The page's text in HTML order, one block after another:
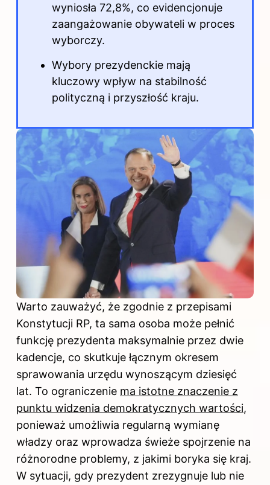
wyniosła 72,8%, co evidencjonuje
zaangażowanie obywateli w proces
wyborczy.
Wybory prezydenckie mają
kluczowy wpływ na stabilność
polityczną i przyszłość kraju.
Warto zauważyć, że zgodnie z przepisami
Konstytucji RP, ta sama osoba może pełnić
funkcję prezydenta maksymalnie przez dwie
kadencje, co skutkuje łącznym okresem
sprawowania urzędu wynoszącym dziesięć
lat. To ograniczenie ma istotne znaczenie z
punktu widzenia demokratycznych wartości,
ponieważ umożliwia regularną wymianę
władzy oraz wprowadza świeże spojrzenie na
różnorodne problemy, z jakimi boryka się kraj.
W sytuacji, gdy prezydent zrezygnuje lub nie